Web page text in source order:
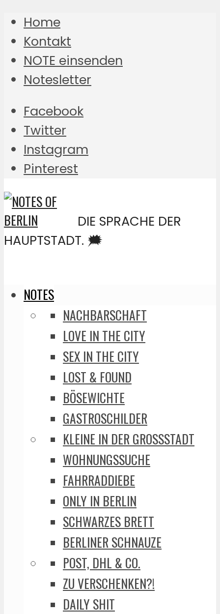
Home
Kontakt
NOTE einsenden
Notesletter
Facebook
Twitter
Instagram
Pinterest
DIE SPRACHE DER
HAUPTSTADT. 🗯️
NOTES
NACHBARSCHAFT
LOVE IN THE CITY
SEX IN THE CITY
LOST & FOUND
BÖSEWICHTE
GASTROSCHILDER
KLEINE IN DER GROSSSTADT
WOHNUNGSSUCHE
FAHRRADDIEBE
ONLY IN BERLIN
SCHWARZES BRETT
BERLINER SCHNAUZE
POST, DHL & CO.
ZU VERSCHENKEN?!
DAILY SHIT